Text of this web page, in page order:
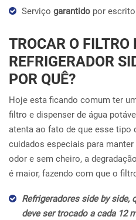
Serviço garantido por
TROCAR O FILTRO
REFRIGERADOR
POR QUÊ?
Hoje esta ficando comum ter
filtro e dispenser de água
atenta ao fato de que esse tipo
cuidados especiais para
odor e sem cheiro, a
é maior, fazendo com que o
Refrigeradores side by side,
deve ser trocado a cada 12